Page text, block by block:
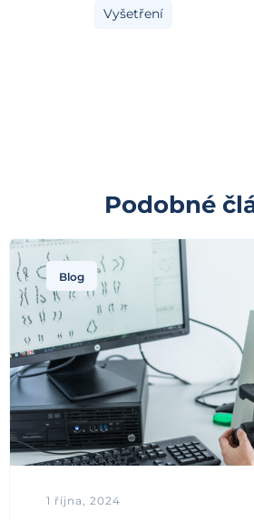
Vyšetření
Podobné
Blog
1 října, 2024